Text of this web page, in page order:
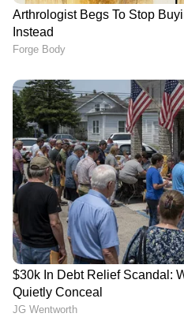
തൃശ്ശൂരിൽ ലോറിയിടിച്ച്
യുവാവ് മരിച്ച സംഭവം:
കൊലപാതകമെന്ന്
കുടുംബത്തിന്റെ
ആരോപണം
ക്ഷേമ പെൻഷൻ